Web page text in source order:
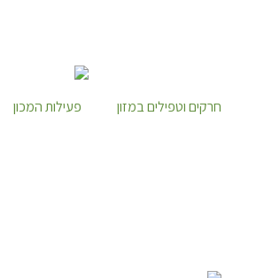
חרקים וטפילים במזון פעילות המכון